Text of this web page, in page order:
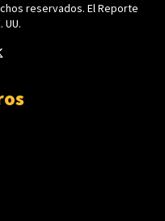
reservados. El Reporte